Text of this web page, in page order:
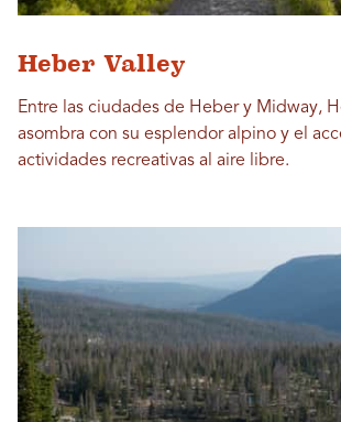
Heber Valley
Entre las ciudades de Heber y Midway,
asombra con su esplendor alpino y el
actividades recreativas al aire libre.